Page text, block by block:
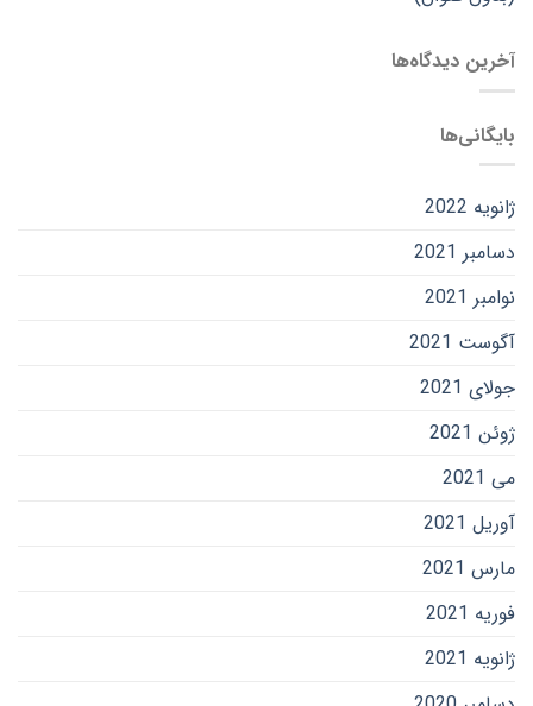
آخرین دیدگاه‌ها
بایگانی‌ها
ژانویه 2022
دسامبر 2021
نوامبر 2021
آگوست 2021
جولای 2021
ژوئن 2021
می 2021
آوریل 2021
مارس 2021
فوریه 2021
ژانویه 2021